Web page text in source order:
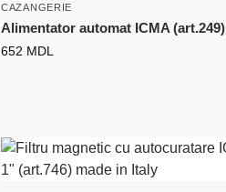
CAZANGERIE
Alimentator automat ICMA (art.249)
652 MDL